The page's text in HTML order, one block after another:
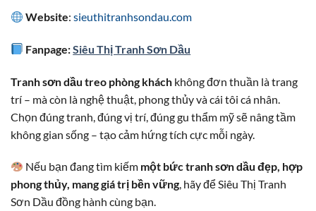
Website:sieuthitranhsondau.com
Fanpage:Siêu Thị Tranh Sơn Dầu
Tranh sơn dầu treo phòng khách không đơn thuần là trang
trí – mà còn là nghệ thuật, phong thủy và cái tôi cá nhân.
Chọn đúng tranh, đúng vị trí, đúng gu thẩm mỹ sẽ nâng tầm
không gian sống – tạo cảm hứng tích cực mỗi ngày.
Nếu bạn đang tìm kiếm một bức tranh sơn dầu đẹp, hợp
phong thủy, mang giá trị bền vững, hãy để Siêu Thị Tranh
Sơn Dầu đồng hành cùng bạn.